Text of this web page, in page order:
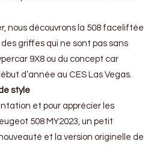
nous découvrons la 508 faceliftée
griffes qui ne sont pas sans
9X8 ou du concept car
d’année au CES Las Vegas.
style
et pour apprécier les
508 MY2023, un petit
et la version originelle de